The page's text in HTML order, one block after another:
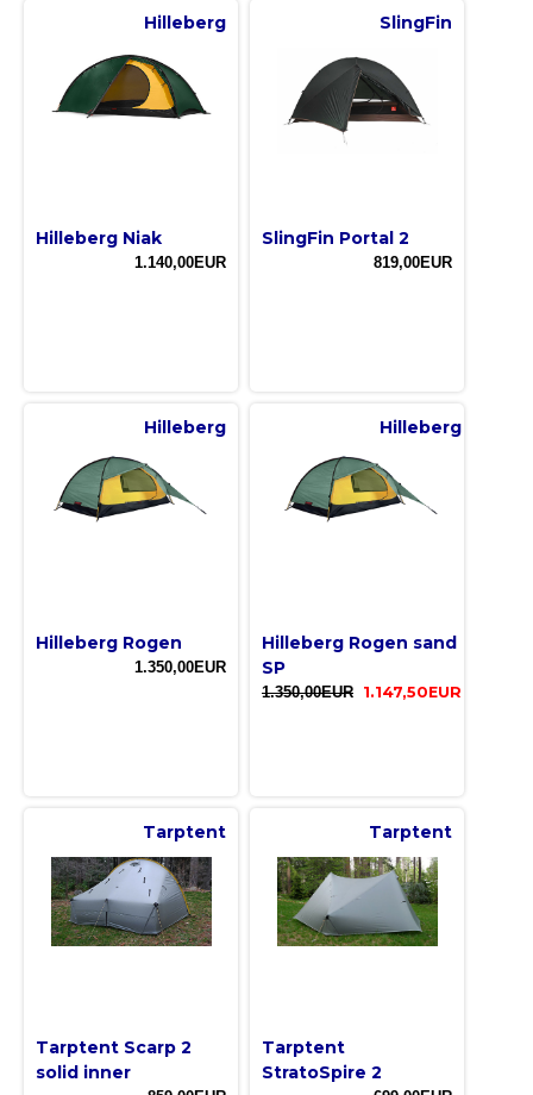
Hilleberg
Hilleberg Niak
1.140,00EUR
SlingFin
SlingFin Portal 2
819,00EUR
Hilleberg
Hilleberg Rogen
1.350,00EUR
Hilleberg
Hilleberg Rogen sand
SP
1.350,00EUR 1.147,50EUR
Tarptent
Tarptent Scarp 2
solid inner
Tarptent
Tarptent
StratoSpire 2